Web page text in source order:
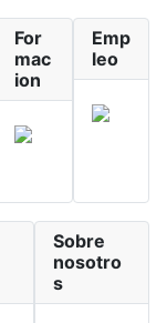
For
mac
ion
Emp
leo
Sobre
nosotro
s